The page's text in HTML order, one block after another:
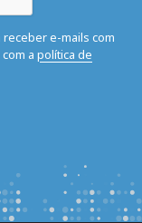
e-mails com
a política de